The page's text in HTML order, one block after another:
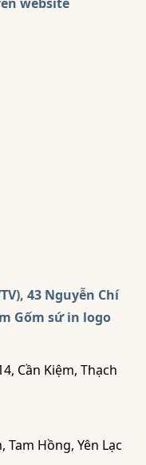
43 Nguyễn Chí
Gốm sứ in logo
Cần Kiệm, Thạch
Hồng, Yên Lạc